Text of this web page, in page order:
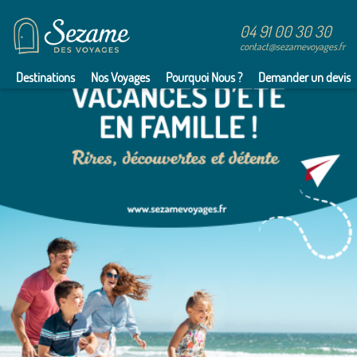
04 91 00 30 30
contact@sezamevoyages.fr
Destinations Nos Voyages Pourquoi Nous ? Demander un devis